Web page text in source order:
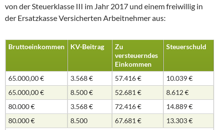
von der Steuerklasse III im Jahr 2017 und einem freiwillig in
der Ersatzkasse Versicherten Arbeitnehmer aus:
Bruttoeinkommen KV-Beitrag
Zu
versteuerndes
Einkommen
Steuerschuld
65.000,00 € 3.568 € 57.416 €
10.039 €
65.000,00 €
8.500 € 52.681 €
8.612 €
80.000 €
3.568 € 72.416 €
14.889 €
80.000 €
8.500 67.681 €
13.303 €